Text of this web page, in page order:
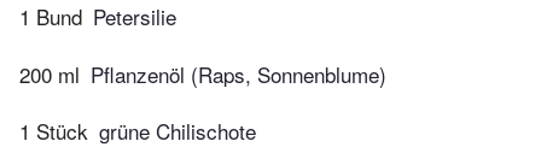
1 Bund Petersilie
200 ml Pflanzenöl (Raps, Sonnenblume)
1 Stück grüne Chilischote